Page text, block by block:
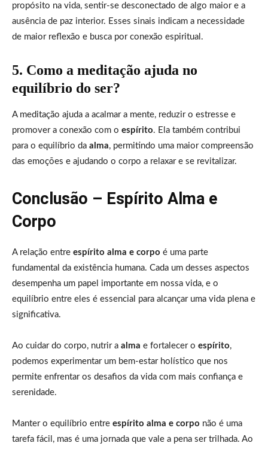
propósito na vida, sentir-se desconectado de algo maior e a
ausência de paz interior. Esses sinais indicam a necessidade
de maior reflexão e busca por conexão espiritual.
5. Como a meditação ajuda no
equilíbrio do ser?
A meditação ajuda a acalmar a mente, reduzir o estresse e
promover a conexão com o espírito. Ela também contribui
para o equilíbrio da alma, permitindo uma maior compreensão
das emoções e ajudando o corpo a relaxar e se revitalizar.
Conclusão – Espírito Alma e
Corpo
A relação entre espírito alma e corpo é uma parte
fundamental da existência humana. Cada um desses aspectos
desempenha um papel importante em nossa vida, e o
equilíbrio entre eles é essencial para alcançar uma vida plena e
significativa.
Ao cuidar do corpo, nutrir a alma e fortalecer o espírito,
podemos experimentar um bem-estar holístico que nos
permite enfrentar os desafios da vida com mais confiança e
serenidade.
Manter o equilíbrio entre espírito alma e corpo não é uma
tarefa fácil, mas é uma jornada que vale a pena ser trilhada. Ao